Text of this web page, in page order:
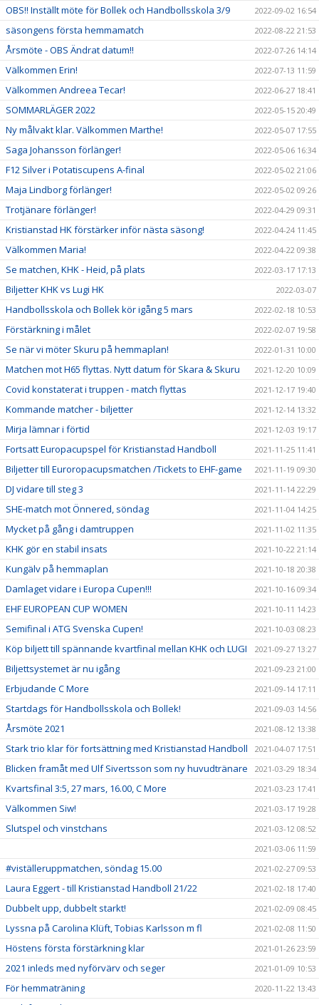
OBS!! Inställt möte för Bollek och Handbollsskola 3/9 2022-09-02 16:54
säsongens första hemmamatch 2022-08-22 21:53
Årsmöte - OBS Ändrat datum!! 2022-07-26 14:14
Välkommen Erin! 2022-07-13 11:59
Välkommen Andreea Tecar! 2022-06-27 18:41
SOMMARLÄGER 2022 2022-05-15 20:49
Ny målvakt klar. Välkommen Marthe! 2022-05-07 17:55
Saga Johansson förlänger! 2022-05-06 16:34
F12 Silver i Potatiscupens A-final 2022-05-02 21:06
Maja Lindborg förlänger! 2022-05-02 09:26
Trotjänare förlänger! 2022-04-29 09:31
Kristianstad HK förstärker inför nästa säsong! 2022-04-24 11:45
Välkommen Maria! 2022-04-22 09:38
Se matchen, KHK - Heid, på plats 2022-03-17 17:13
Biljetter KHK vs Lugi HK 2022-03-07
Handbollsskola och Bollek kör igång 5 mars 2022-02-18 10:53
Förstärkning i målet 2022-02-07 19:58
Se när vi möter Skuru på hemmaplan! 2022-01-31 10:00
Matchen mot H65 flyttas. Nytt datum för Skara & Skuru 2021-12-20 10:09
Covid konstaterat i truppen - match flyttas 2021-12-17 19:40
Kommande matcher - biljetter 2021-12-14 13:32
Mirja lämnar i förtid 2021-12-03 19:17
Fortsatt Europacupspel för Kristianstad Handboll 2021-11-25 11:41
Biljetter till Euroropacupsmatchen /Tickets to EHF-game 2021-11-19 09:30
DJ vidare till steg 3 2021-11-14 22:29
SHE-match mot Önnered, söndag 2021-11-04 14:25
Mycket på gång i damtruppen 2021-11-02 11:35
KHK gör en stabil insats 2021-10-22 21:14
Kungälv på hemmaplan 2021-10-18 20:38
Damlaget vidare i Europa Cupen!!! 2021-10-16 09:34
EHF EUROPEAN CUP WOMEN 2021-10-11 14:23
Semifinal i ATG Svenska Cupen! 2021-10-03 08:23
Köp biljett till spännande kvartfinal mellan KHK och LUGI 2021-09-27 13:27
Biljettsystemet är nu igång 2021-09-23 21:00
Erbjudande C More 2021-09-14 17:11
Startdags för Handbollsskola och Bollek! 2021-09-03 14:56
Årsmöte 2021 2021-08-12 13:38
Stark trio klar för fortsättning med Kristianstad Handboll 2021-04-07 17:51
Blicken framåt med Ulf Sivertsson som ny huvudtränare 2021-03-29 18:34
Kvartsfinal 3:5, 27 mars, 16.00, C More 2021-03-23 17:41
Välkommen Siw! 2021-03-17 19:28
Slutspel och vinstchans
2021-03-12 08:52
2021-03-06 11:59
#viställeruppmatchen, söndag 15.00 2021-02-27 09:53
Laura Eggert - till Kristianstad Handboll 21/22 2021-02-18 17:40
Dubbelt upp, dubbelt starkt! 2021-02-09 08:45
Lyssna på Carolina Klüft, Tobias Karlsson m fl 2021-02-08 11:50
Höstens första förstärkning klar 2021-01-26 23:59
2021 inleds med nyförvärv och seger 2021-01-09 10:53
För hemmaträning 2020-11-22 13:43